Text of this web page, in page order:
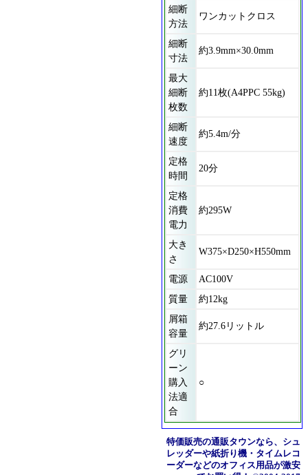
細断
方法
ワンカットクロス
細断
寸法
約3.9mm×30.0mm
最大
細断
枚数
約11枚(A4PPC 55kg)
細断
速度
約5.4m/分
定格
時間
20分
定格
消費
電力
約295W
大き
さ
W375×D250×H550mm
電源
AC100V
質量
約12kg
屑箱
容量
約27.6リットル
グリ
ーン
購入
法適
合
○
特価販売の通販タウンなら、シュ
レッダーや紙折り機・タイムレコ
ーダーなどのオフィス用品が激安